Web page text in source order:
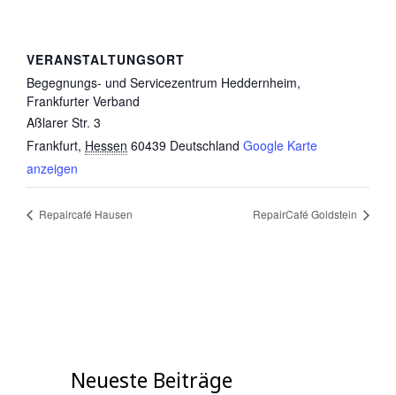
VERANSTALTUNGSORT
Begegnungs- und Servicezentrum Heddernheim,
Frankfurter Verband
Aßlarer Str. 3
Frankfurt, Hessen 60439 Deutschland Google Karte
anzeigen
Repaircafé Hausen RepairCafé Goldstein
Neueste Beiträge